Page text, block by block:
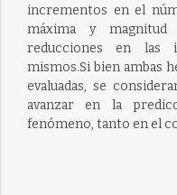
incrementos en el
máxima y magnitud
reducciones en las
mismos.Si bien ambas
evaluadas, se
avanzar en la
fenómeno, tanto en el